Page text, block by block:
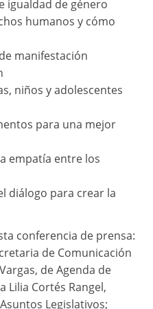
igualdad de género
humanos y cómo
manifestación
niños y adolescentes
para una mejor
empatía entre los
diálogo para crear la
conferencia de prensa:
de Comunicación
de Agenda de
Lilia Cortés Rangel,
Legislativos;